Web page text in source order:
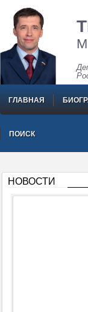
ГЛАВНАЯ
ПОИСК
НОВОСТИ